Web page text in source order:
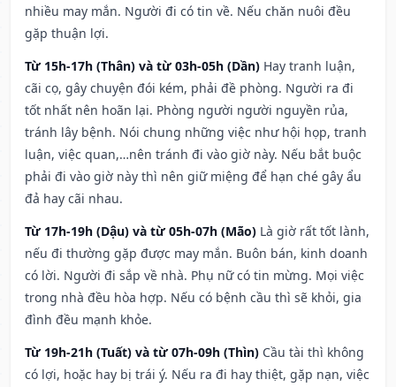
nhiều may mắn. Người đi có tin về. Nếu chăn nuôi đều
gặp thuận lợi.
Từ 15h-17h (Thân) và từ 03h-05h (Dần) Hay tranh luận,
cãi cọ, gây chuyện đói kém, phải đề phòng. Người ra đi
tốt nhất nên hoãn lại. Phòng người người nguyền rủa,
tránh lây bệnh. Nói chung những việc như hội họp, tranh
luận, việc quan,…nên tránh đi vào giờ này. Nếu bắt buộc
phải đi vào giờ này thì nên giữ miệng để hạn ché gây ẩu
đả hay cãi nhau.
Từ 17h-19h (Dậu) và từ 05h-07h (Mão) Là giờ rất tốt lành,
nếu đi thường gặp được may mắn. Buôn bán, kinh doanh
có lời. Người đi sắp về nhà. Phụ nữ có tin mừng. Mọi việc
trong nhà đều hòa hợp. Nếu có bệnh cầu thì sẽ khỏi, gia
đình đều mạnh khỏe.
Từ 19h-21h (Tuất) và từ 07h-09h (Thìn) Cầu tài thì không
có lợi, hoặc hay bị trái ý. Nếu ra đi hay thiệt, gặp nạn, việc